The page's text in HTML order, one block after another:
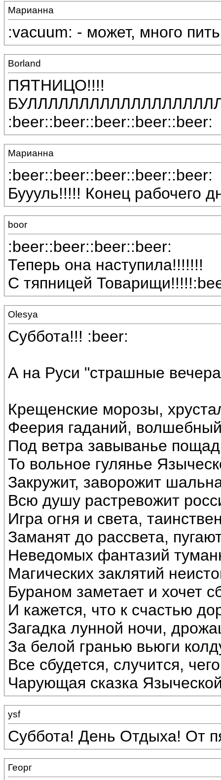
Марианна
:vacuum: - может, много
Borland
ПЯТНИЦО!!!!
:beer::beer::beer::beer::beer:
Марианна
:beer::beer::beer::beer::beer:
Буууль!!!!! Конец рабочего
boor
:beer::beer::beer::beer:
Теперь она наступила!!!!!!!
С тяпницей
Olesya
Суббота!!! :beer:
А на Руси "страшные
Крещенские морозы,
Феерия гаданий,
Под ветра завыванье
То вольное гулянье
Закружит, заворожит
Всю душу растревожит
Игра огня и света,
Заманят до рассвета,
Неведомых фантазий
Магических заклятий
Бураном заметает и хочет
И кажется, что к счастью
Загадка лунной ночи,
За белой гранью вьюги
Все сбудется, случится,
Чарующая сказка
ysf
Суббота! День Отдыха! От
Георг